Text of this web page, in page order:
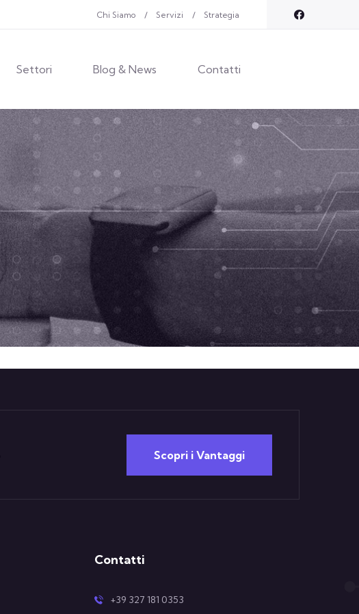
Chi Siamo Servizi Strategia
Settori Blog & News Contatti
Scopri i Vantaggi
Contatti
+39 327 181 0353